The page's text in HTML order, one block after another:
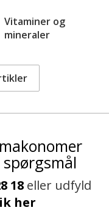
Vitaminer og
mineraler
18eller udfyld
her